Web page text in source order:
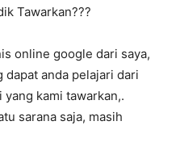
Tawarkan???
online google dari saya,
dapat anda pelajari dari
kami tawarkan,.
sarana saja, masih